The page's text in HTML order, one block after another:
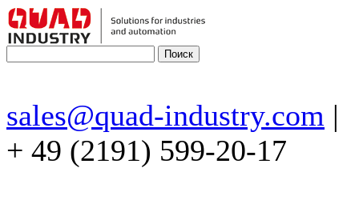
sales@quad-industry.com |
+ 49 (2191) 599-20-17